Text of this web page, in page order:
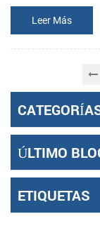
Desde el...
Leer Más
ÚLTIMO
ETIQUETAS